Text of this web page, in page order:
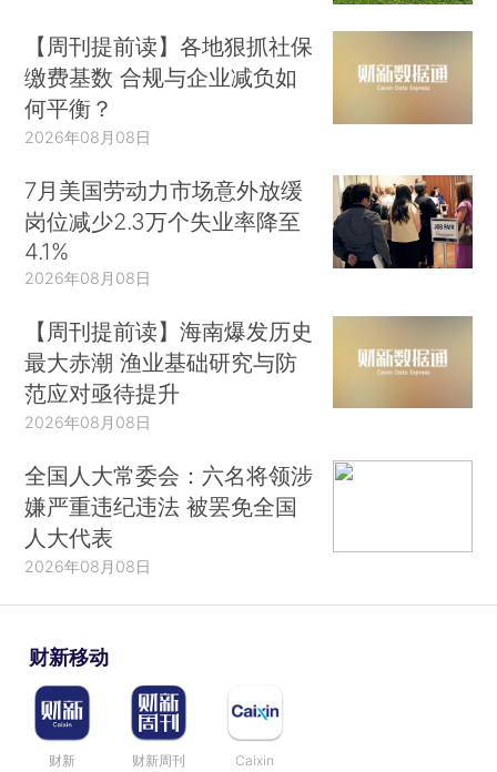
【周刊提前读】各地狠抓社保
缴费基数 合规与企业减负如
何平衡？
2026年08月08日
7月美国劳动力市场意外放缓
岗位减少2.3万个失业率降至
4.1%
2026年08月08日
【周刊提前读】海南爆发历史
最大赤潮 渔业基础研究与防
范应对亟待提升
2026年08月08日
全国人大常委会：六名将领涉
嫌严重违纪违法 被罢免全国
人大代表
2026年08月08日
财新移动
财新 财新周刊 Caixin